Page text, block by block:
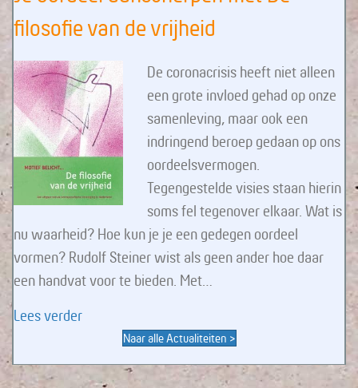
filosofie van de vrijheid
De coronacrisis heeft niet alleen
een grote invloed gehad op onze
samenleving, maar ook een
indringend beroep gedaan op ons
oordeelsvermogen.
Tegengestelde visies staan hierin
soms fel tegenover elkaar. Wat is
nu waarheid? Hoe kun je je een gedegen oordeel
vormen? Rudolf Steiner wist als geen ander hoe daar
een handvat voor te bieden. Met…
Lees verderabout Je oordeel aanscherpen met De filosofie
Naar alle Actualiteiten >